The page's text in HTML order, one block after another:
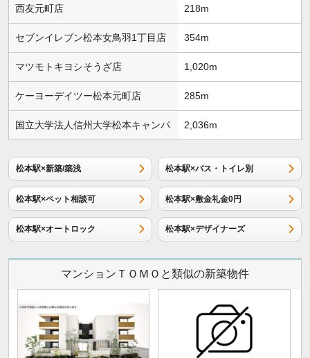
西友元町店 218m
セブンイレブン松本女鳥羽1丁目店 354m
マツモトキヨシそうざ店 1,020m
ケーヨーデイツー松本元町店 285m
国立大学法人信州大学松本キャンパ 2,036m
松本駅×新築/築浅 松本駅×バス・トイレ別
松本駅×ペット相談可 松本駅×敷金礼金0円
松本駅×オートロック 松本駅×デザイナーズ
マンションＴＯＭＯと類似の新築物件